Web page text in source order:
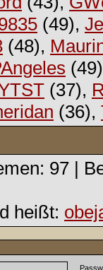
(49),
(48),
(37),
(36),
97 |
heißt: